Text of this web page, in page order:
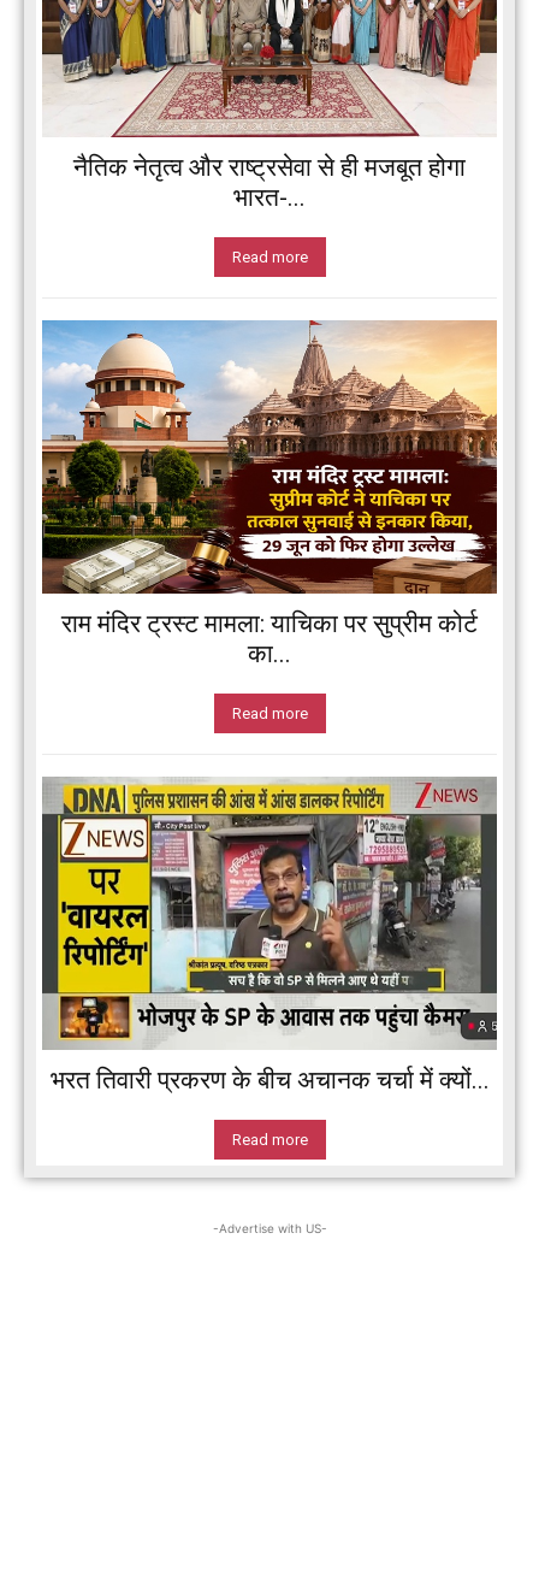
नैतिक नेतृत्व और राष्ट्रसेवा से ही मजबूत होगा
भारत-...
Read more
राम मंदिर ट्रस्ट मामला: याचिका पर सुप्रीम कोर्ट
का...
Read more
भरत तिवारी प्रकरण के बीच अचानक चर्चा में क्यों...
Read more
-Advertise with US-